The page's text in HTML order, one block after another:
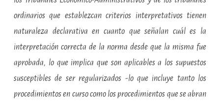
ordinarios que establezcan criterios interpretativos tienen
naturaleza declarativa en cuanto que señalan cuál es la
interpretación correcta de la norma desde que la misma fue
aprobada, lo que implica que son aplicables a los supuestos
susceptibles de ser regularizados -lo que incluye tanto los
procedimientos en curso como los procedimientos que se abran